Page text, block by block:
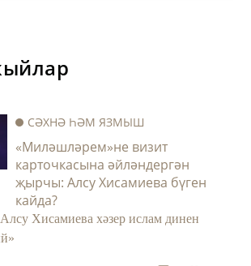
СӘХНӘ ҺӘМ ЯЗМЫШ
«Миләшләрем»не визит
карточкасына әйләндергән
җырчы: Алсу Хисамиева бүген
кайда?
Хисамиева хәзер ислам динен